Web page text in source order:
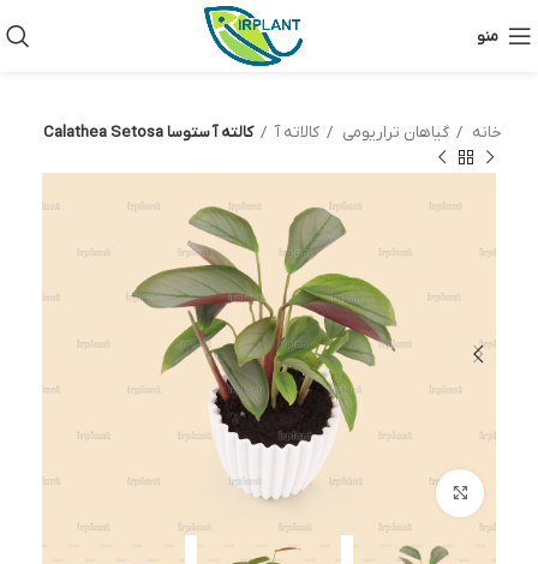
منو
خانه گیاهان تراریومی کالاته آ کالته آ ستوسا Calathea Setosa